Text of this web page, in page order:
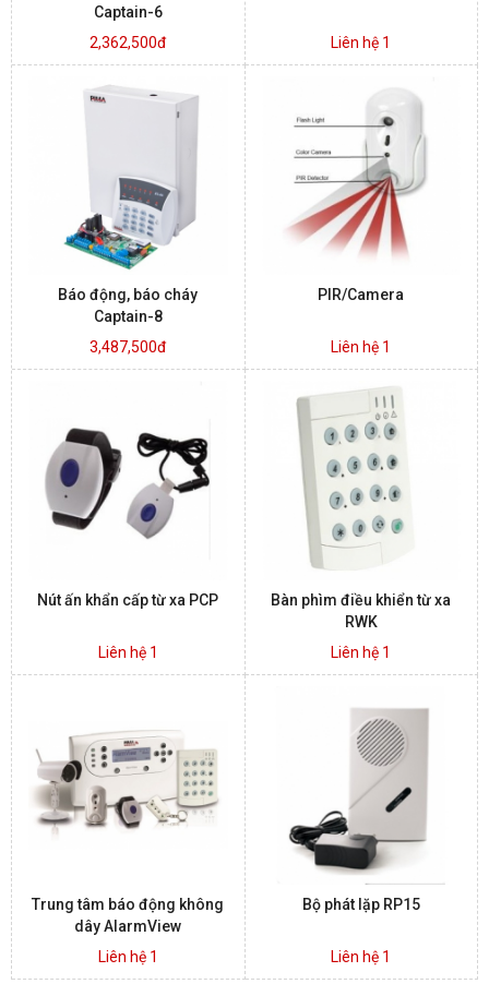
Captain-6
2,362,500đ
Liên hệ 1
Báo động, báo cháy
Captain-8
3,487,500đ
PIR/Camera
Liên hệ 1
Nút ấn khẩn cấp từ xa PCP
Liên hệ 1
Bàn phìm điều khiển từ xa
RWK
Liên hệ 1
Trung tâm báo động không
dây AlarmView
Liên hệ 1
Bộ phát lặp RP15
Liên hệ 1